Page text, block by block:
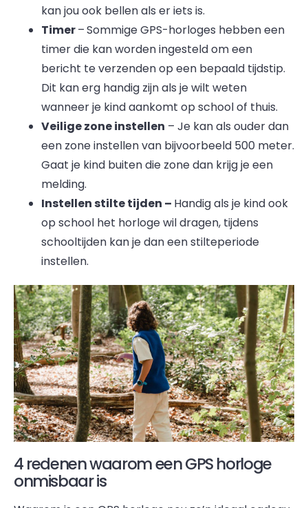
kan jou ook bellen als er iets is.
Timer–Sommige GPS-horloges hebben een
timer die kan worden ingesteld om een ​​
bericht te verzenden op een bepaald tijdstip.
Dit kan erg handig zijn als je wilt weten
wanneer je kind aankomt op school of thuis.
Veilige zone instellen – Je kan als ouder dan
een zone instellen van bijvoorbeeld 500 meter.
Gaat je kind buiten die zone dan krijg je een
melding.
Instellen stilte tijden – Handig als je kind ook
op school het horloge wil dragen, tijdens
schooltijden kan je dan een stilteperiode
instellen.
4 redenen waarom een GPS horloge
onmisbaar is